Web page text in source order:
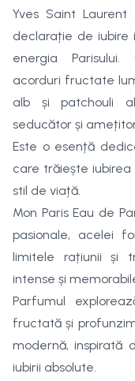
Yves Saint
declarație de iubire
energia Parisului.
acorduri fructate
alb și patchouli
seducător și
Este o esență
care trăiește
stil de viață.
Mon Paris Eau de
pasionale, acelei
limitele rațiunii și
intense și
Parfumul
fructată și
modernă, inspirată
iubirii absolute.